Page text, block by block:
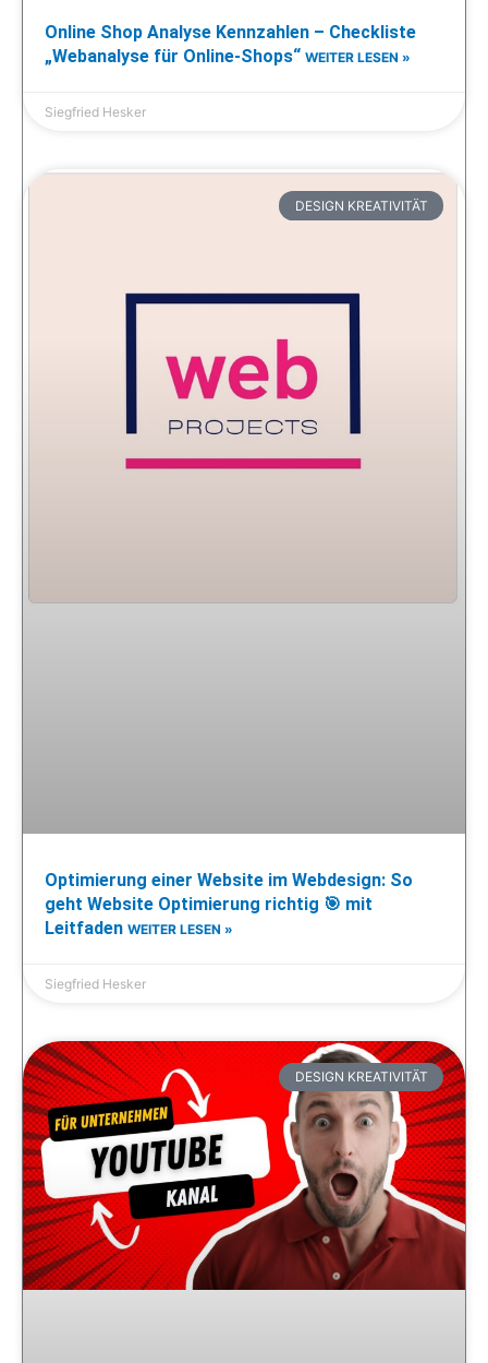
Online Shop Analyse Kennzahlen – Checkliste
„Webanalyse für Online-Shops“ WEITER LESEN »
Siegfried Hesker
DESIGN KREATIVITÄT
Optimierung einer Website im Webdesign: So
geht Website Optimierung richtig 🎯 mit
Leitfaden WEITER LESEN »
Siegfried Hesker
DESIGN KREATIVITÄT